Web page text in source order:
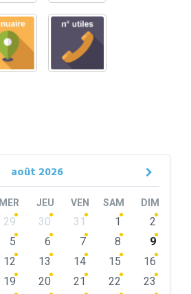
août 2026
MER JEU VEN SAM DIM
29 30 31 1
2
5 6 7 8
9
12 13 14 15
16
19 20 21 22
23